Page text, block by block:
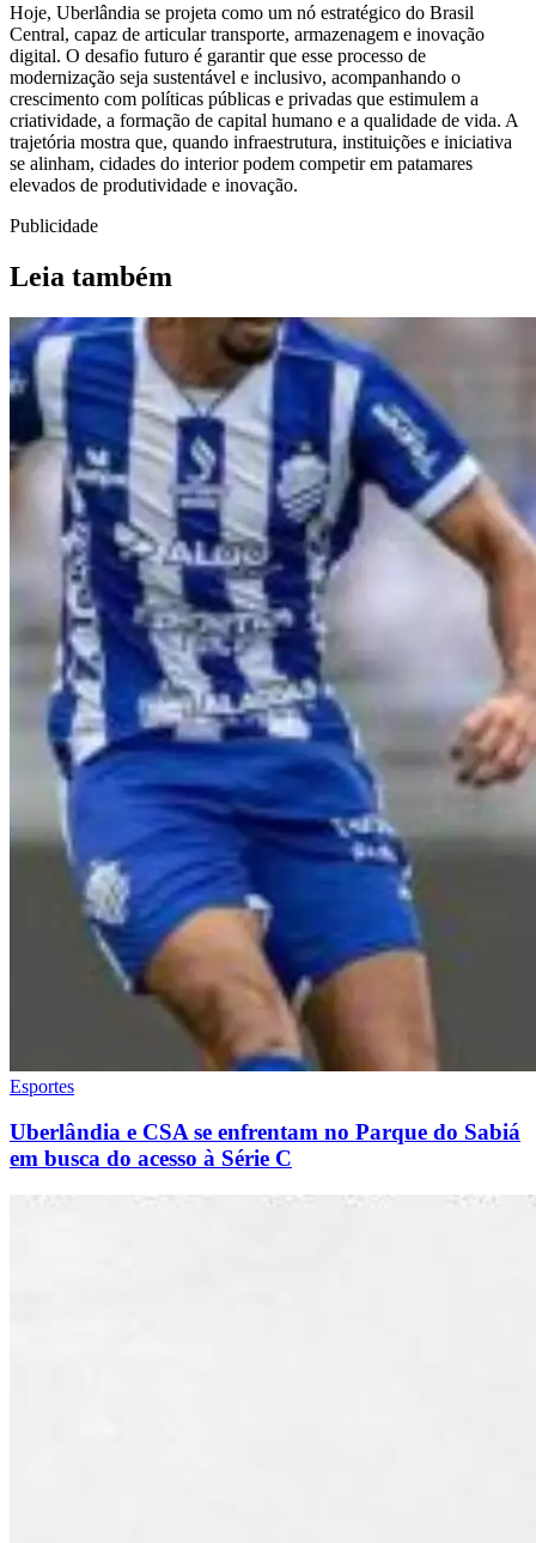
Hoje, Uberlândia se projeta como um nó estratégico do Brasil
Central, capaz de articular transporte, armazenagem e inovação
digital. O desafio futuro é garantir que esse processo de
modernização seja sustentável e inclusivo, acompanhando o
crescimento com políticas públicas e privadas que estimulem a
criatividade, a formação de capital humano e a qualidade de vida. A
trajetória mostra que, quando infraestrutura, instituições e iniciativa
se alinham, cidades do interior podem competir em patamares
elevados de produtividade e inovação.
Publicidade
Leia também
Esportes
Uberlândia e CSA se enfrentam no Parque do Sabiá
em busca do acesso à Série C